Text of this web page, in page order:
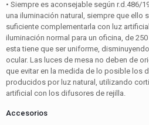
• Siempre es aconsejable según r.d.486/
una iluminación natural, siempre que ello
suficiente complementarla con luz
iluminación normal para un oficina, de
esta tiene que ser uniforme,
ocular. Las luces de mesa no deben de
que evitar en la medida de lo posible los
producidos por luz natural, utilizando
artificial con los difusores de rejilla.
Accesorios